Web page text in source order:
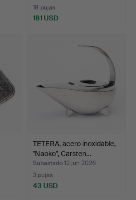
18 pujas
181 USD
TETERA, acero inoxidable,
"Naoko", Carsten…
Subastado 12 jun 2026
3 pujas
43 USD